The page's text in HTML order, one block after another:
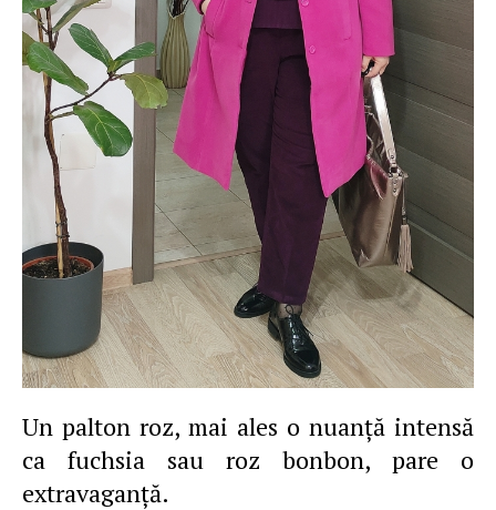
Un palton roz, mai ales o nuanţă intensă
ca fuchsia sau roz bonbon, pare o
extravaganţă.